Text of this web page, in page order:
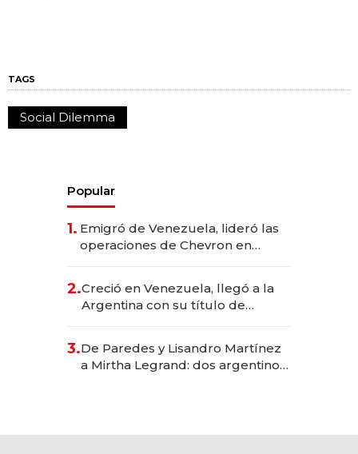
TAGS
Social Dilemma
Popular
1. Emigró de Venezuela, lideró las
operaciones de Chevron en
2.Creció en Venezuela, llegó a la
Argentina con su título de
las marcas "fast premium"
3.De Paredes y Lisandro Martínez
a Mirtha Legrand: dos argentinos